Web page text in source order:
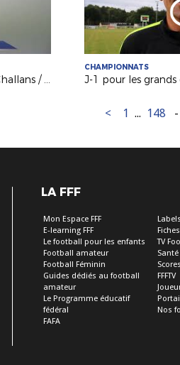
N3 : Le résumé du match FC Challans / Voltigeurs de Châteaubriant
CHAMPIONNATS
< 1 ... 148 -
LA FFF
Mon Espace FFF
E-learning FFF
Le football pour les enfants
Football amateur
Football Féminin
Guides dédiés au football
amateur
Le Programme éducatif
fédéral
FAFA
TV
Santé
FFFTV
Nos